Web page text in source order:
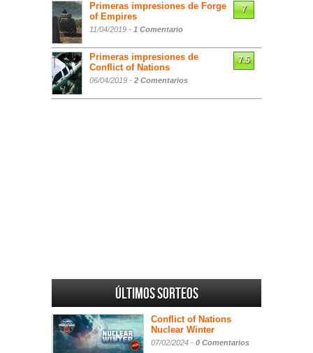
Primeras impresiones de Forge
of Empires
11/04/2019 - 1 Comentario
7
Primeras impresiones de
Conflict of Nations
06/04/2019 - 2 Comentarios
7.5
Últimos sorteos
Conflict of Nations
Nuclear Winter
07/02/2024 - 0 Comentarios